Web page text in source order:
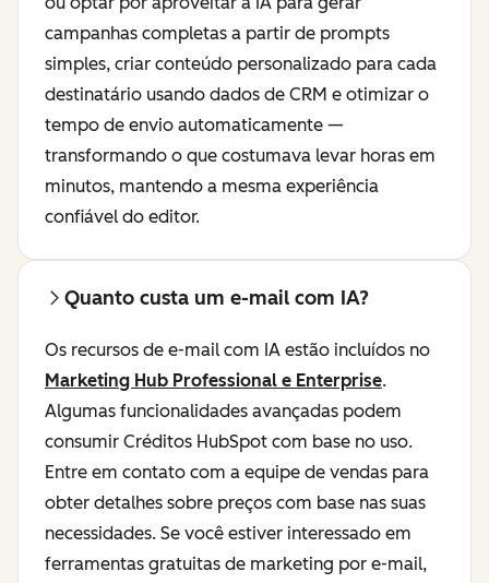
campanhas completas a partir de prompts
simples, criar conteúdo personalizado para cada
destinatário usando dados de CRM e otimizar o
tempo de envio automaticamente —
transformando o que costumava levar horas em
minutos, mantendo a mesma experiência
confiável do editor.
Quanto custa um e-mail com IA?
Os recursos de e-mail com IA estão incluídos no
Marketing Hub Professional e Enterprise.
Algumas funcionalidades avançadas podem
consumir Créditos HubSpot com base no uso.
Entre em contato com a equipe de vendas para
obter detalhes sobre preços com base nas suas
necessidades. Se você estiver interessado em
ferramentas gratuitas de marketing por e-mail,